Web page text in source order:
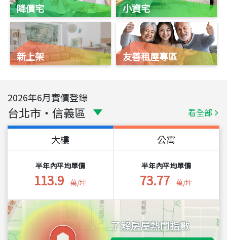
降價宅
新上架
小資宅
友善租屋專區
2026年6月實價登錄
台北市 ・ 信義區 看全部
大樓
半年內平均單價
113.9 萬/坪
公寓
半年內平均單價
73.77 萬/坪